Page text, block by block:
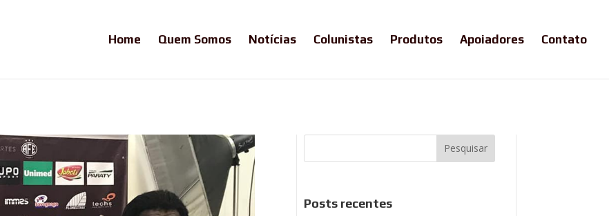
Home Quem Somos Notícias Colunistas Produtos Apoiadores Contato
Posts recentes